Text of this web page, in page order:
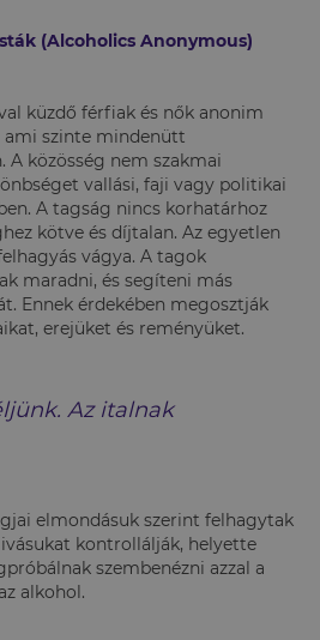
(Alcoholics Anonymous)
küzdő férfiak és nők anonim
ami szinte mindenütt
közösség nem szakmai
vallási, faji vagy politikai
A tagság nincs korhatárhoz
kötve és díjtalan. Az egyetlen
vágya. A tagok
maradni, és segíteni más
Ennek érdekében megosztják
erejüket és reményüket.
Az italnak
elmondásuk szerint felhagytak
kontrollálják, helyette
szembenézni azzal a
alkohol.